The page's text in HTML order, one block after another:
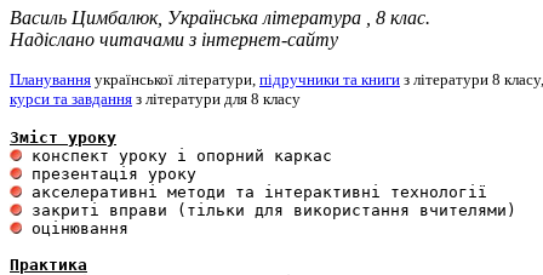
Василь Цимбалюк, Українська література , 8 клас.
Надіслано читачами з інтернет-сайту
Планування української літератури, підручники та книги з літератури 8 класу,
курси та завдання з літератури для 8 класу
Зміст уроку
оцінювання
Практика